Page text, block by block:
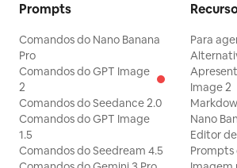
Prompts
Comandos do Nano Banana
Pro
Comandos do GPT Image
2
Comandos do Seedance 2.0
Comandos do GPT Image
1.5
Comandos do Seedream 4.5
Para
Image 2
Nano
Editor